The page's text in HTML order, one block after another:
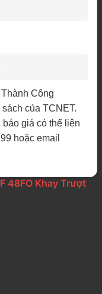
Công
của TCNET.
giá có thể liên
hoặc email
48FO Khay Trượt